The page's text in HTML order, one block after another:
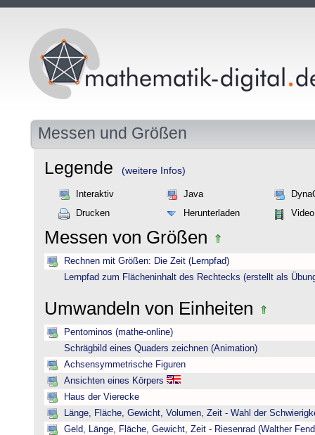
Messen und Größen
Legende (weitere Infos)
Interaktiv Java
Drucken
Herunterladen Video
Messen von Größen
Rechnen mit Größen: Die Zeit (Lernpfad)
Lernpfad zum Flächeninhalt des Rechtecks (erstellt als
Umwandeln von Einheiten
Pentominos (mathe-online)
Schrägbild eines Quaders zeichnen (Animation)
Achsensymmetrische Figuren
Ansichten eines Körpers
Haus der Vierecke
Länge, Fläche, Gewicht, Volumen, Zeit - Wahl der
Geld, Länge, Fläche, Gewicht, Zeit - Riesenrad (Walther